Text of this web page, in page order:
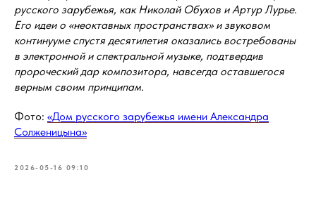
русского зарубежья, как Николай Обухов и Артур Лурье.
Его идеи о «неоктавных пространствах» и звуковом
континууме спустя десятилетия оказались востребованы
в электронной и спектральной музыке, подтвердив
пророческий дар композитора, навсегда оставшегося
верным своим принципам.
Фото: «Дом русского зарубежья имени Александра
Солженицына»
2026-05-16 09:10